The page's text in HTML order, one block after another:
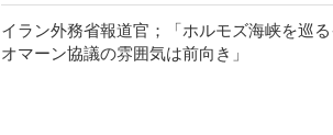
イラン外務省報道官；「ホルモズ海峡を巡る
オマーン協議の雰囲気は前向き」